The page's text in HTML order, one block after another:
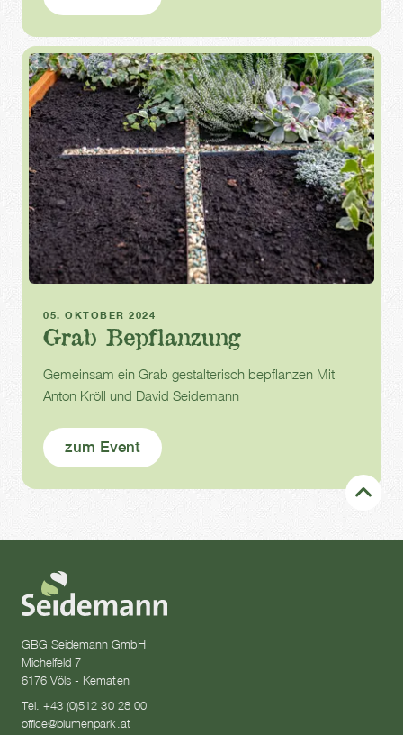
05. OKTOBER 2024
Grab Bepflanzung
Gemeinsam ein Grab gestalterisch bepflanzen Mit
Anton Kröll und David Seidemann
zum Event
GBG Seidemann GmbH
Michelfeld 7
6176 Völs - Kematen
Tel. +43 (0)512 30 28 00
office@blumenpark.at